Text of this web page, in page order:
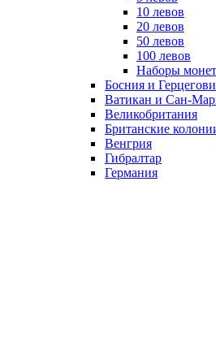
10 левов
20 левов
50 левов
100 левов
Наборы
Босния и
Ватикан и Сан-
Великобритания
Британские
Венгрия
Гибралтар
Германия